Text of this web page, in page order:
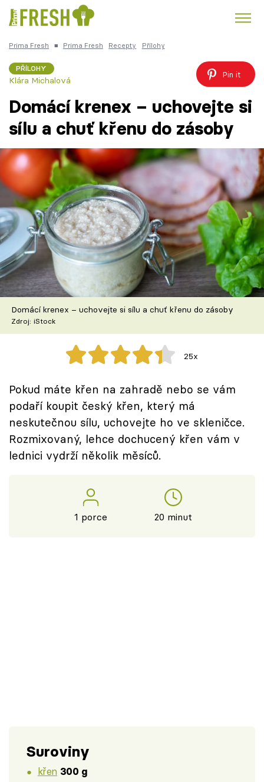
Česká kuchyně
Témata
Recepty
Články
TV Program
Škola vaření
Recepty z TV
Speciál: Cuketa
Těhotnej kuchař
Sledujte prima+
Přihlášení
Prima Fresh ■ Prima Fresh Recepty Přílohy
PŘÍLOHY
Klára Michalová
Pin it
Domácí krenex – uchovejte si
sílu a chuť křenu do zásoby
Domácí krenex – uchovejte si sílu a chuť křenu do zásoby
Zdroj: iStock
25x
Pokud máte křen na zahradě nebo se vám
podaří koupit český křen, který má
neskutečnou sílu, uchovejte ho ve skleničce.
Rozmixovaný, lehce dochucený křen vám v
lednici vydrží několik měsíců.
1 porce 20 minut
Suroviny
křen 300 g